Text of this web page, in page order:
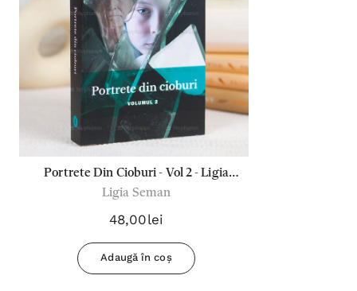
Portrete Din Cioburi - Vol 2 - Ligia
Seman
Ligia Seman
48,00lei
Adaugă în coș